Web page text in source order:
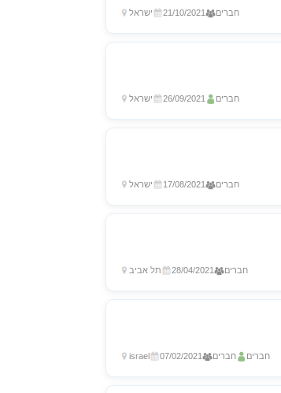
ישראל 21/10/2021 חברים
ישראל 26/09/2021 חברים
ישראל 17/08/2021 חברים
תל אביב 28/04/2021 חברים
israel 07/02/2021 חברים חברים